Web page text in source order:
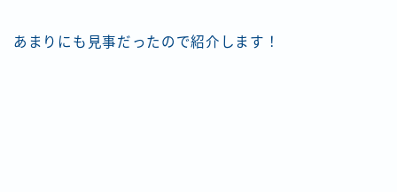
あまりにも見事だったので紹介します！